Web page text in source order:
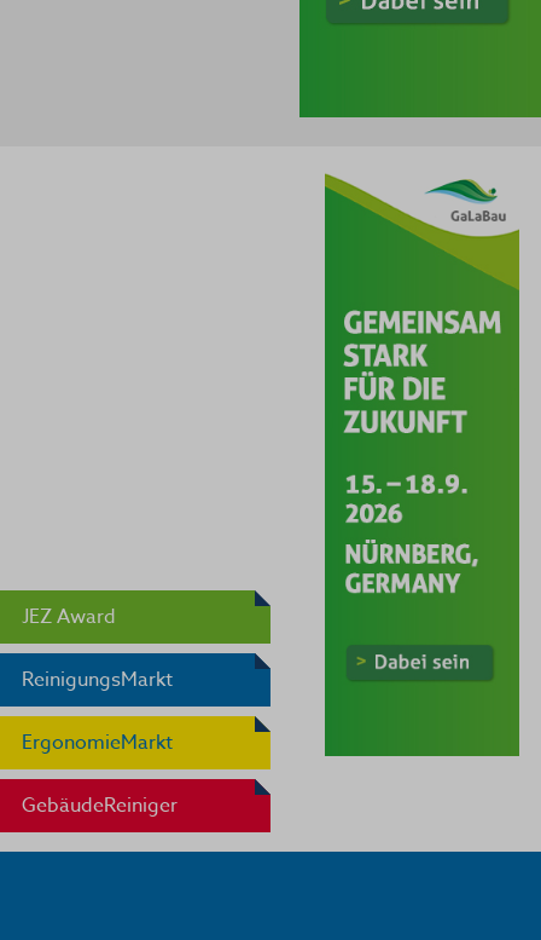
JEZ Award
ReinigungsMarkt
ErgonomieMarkt
GebäudeReiniger